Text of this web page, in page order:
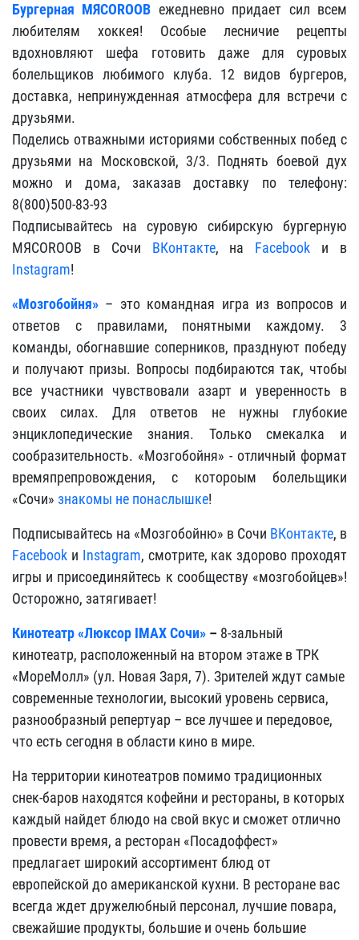
Бургерная МЯСОROOB ежедневно придает сил всем
любителям хоккея! Особые лесничие рецепты
вдохновляют шефа готовить даже для суровых
болельщиков любимого клуба. 12 видов бургеров,
доставка, непринужденная атмосфера для встречи с
друзьями.
Поделись отважными историями собственных побед с
друзьями на Московской, 3/3. Поднять боевой дух
можно и дома, заказав доставку по телефону:
8(800)500-83-93
Подписывайтесь на суровую сибирскую бургерную
МЯСОROOB в Сочи ВКонтакте, на Facebook и в
Instagram!
«Мозгобойня» – это командная игра из вопросов и
ответов с правилами, понятными каждому. 3
команды, обогнавшие соперников, празднуют победу
и получают призы. Вопросы подбираются так, чтобы
все участники чувствовали азарт и уверенность в
своих силах. Для ответов не нужны глубокие
энциклопедические знания. Только смекалка и
сообразительность. «Мозгобойня» - отличный формат
времяпрепровождения, с котороым болельщики
«Сочи» знакомы не понаслышке!
Подписывайтесь на «Мозгобойню» в Сочи ВКонтакте, в
Facebook и Instagram, смотрите, как здорово проходят
игры и присоединяйтесь к сообществу «мозгобойцев»!
Осторожно, затягивает!
Кинотеатр «Люксор IMAX Сочи» – 8-зальный
кинотеатр, расположенный на втором этаже в ТРК
«МореМолл» (ул. Новая Заря, 7). Зрителей ждут самые
современные технологии, высокий уровень сервиса,
разнообразный репертуар – все лучшее и передовое,
что есть сегодня в области кино в мире.
На территории кинотеатров помимо традиционных
снек-баров находятся кофейни и рестораны, в которых
каждый найдет блюдо на свой вкус и сможет отлично
провести время, а ресторан «Посадоффест»
предлагает широкий ассортимент блюд от
европейской до американской кухни. В ресторане вас
всегда ждет дружелюбный персонал, лучшие повара,
свежайшие продукты, большие и очень большие